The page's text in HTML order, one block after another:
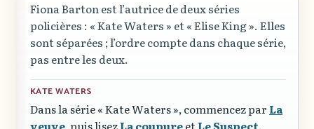
Fiona Barton est l’autrice de deux séries
policières : « Kate Waters » et« Elise King ». Elles
sont séparées ; l’ordre compte dans chaque série,
pas entre les deux.
KATE WATERS
Dans la série« Kate Waters », commencez par La